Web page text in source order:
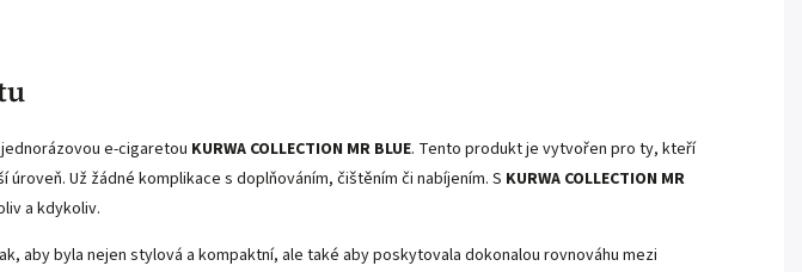
e-cigaretou KURWA COLLECTION MR BLUE. Tento produkt je vytvořen pro ty, kteří
Už žádné komplikace s doplňováním, čištěním či nabíjením. S KURWA COLLECTION MR
a kdykoliv.
aby byla nejen stylová a kompaktní, ale také aby poskytovala dokonalou rovnováhu mezi